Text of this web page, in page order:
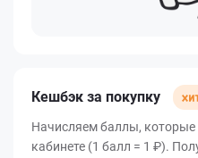
Кешбэк за покупку
Начисляем баллы,
кабинете (1 балл = 1 ₽).